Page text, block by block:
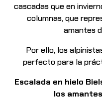
cascadas que en
columnas, que
amantes
Por ello, los
perfecto para la
Escalada en hielo
los